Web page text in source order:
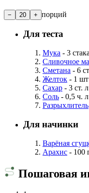
− 20 + порций
Для теста
Мука - 3
Сливочное
Сметана - 6
Желток - 1 шт
Сахар - 3 ст. л
Соль - 0,5 ч. л
Разрыхлитель
Для начинки
Варёная
Арахис - 100
Пошаговая